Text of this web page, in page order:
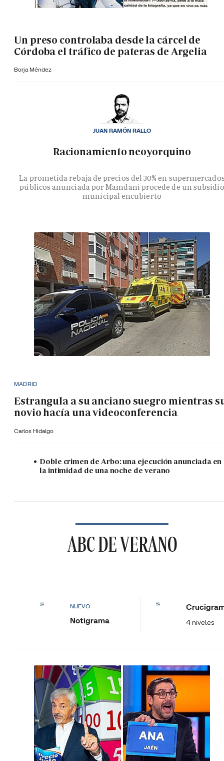
Un preso controlaba desde la cárcel de
Córdoba el tráfico de pateras de Argelia
Borja Méndez
Racionamiento neoyorquino
La prometida rebaja de precios del 30% en
públicos anunciada por Mamdani procede de un subsidio
municipal encubierto
JUAN RAMÓN RALLO
MADRID
Estrangula a su anciano suegro mientras
novio hacía una videoconferencia
Carlos Hidalgo
Doble crimen de Arbo: una ejecución anunciada en
la intimidad de una noche de verano
ABC DE VERANO
NUEVO
Notigrama 4 niveles